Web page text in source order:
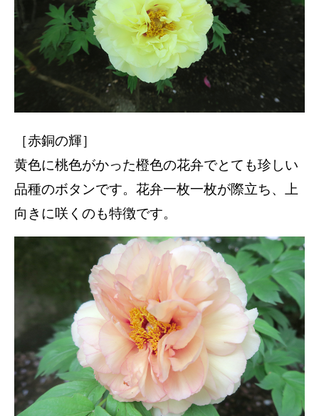
［赤銅の輝］
黄色に桃色がかった橙色の花弁でとても珍しい
品種のボタンです。花弁一枚一枚が際立ち、上
向きに咲くのも特徴です。